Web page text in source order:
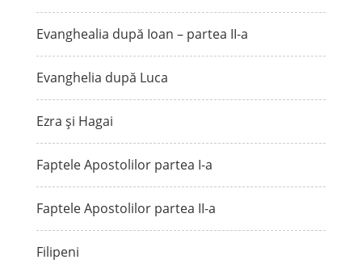
Evanghealia după Ioan – partea II-a
Evanghelia după Luca
Ezra și Hagai
Faptele Apostolilor partea I-a
Faptele Apostolilor partea II-a
Filipeni